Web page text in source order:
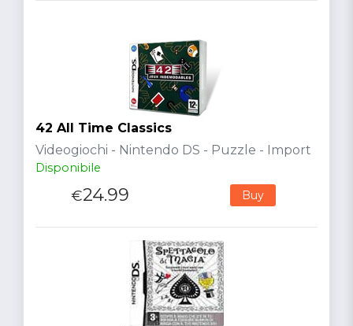
42 All Time Classics
Videogiochi - Nintendo DS - Puzzle - Import
Disponibile
€24.99 Buy